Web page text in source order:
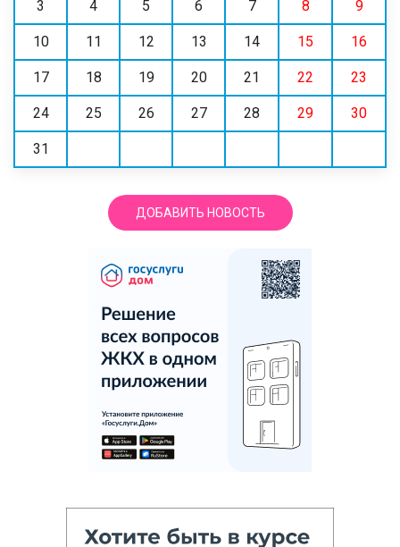
3 4 5 6 7 8 9
10 11 12 13 14 15 16
17 18 19 20 21 22 23
24 25 26 27 28 29 30
31
ДОБАВИТЬ НОВОСТЬ